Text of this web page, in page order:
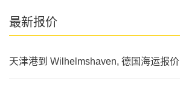
最新报价
天津港到 Wilhelmshaven, 德国海运报价